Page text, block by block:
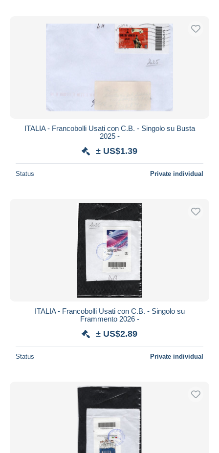
ITALIA - Francobolli Usati con C.B. - Singolo su Busta
2025 -
± US$1.39
Status Private individual
ITALIA - Francobolli Usati con C.B. - Singolo su
Frammento 2026 -
± US$2.89
Status Private individual